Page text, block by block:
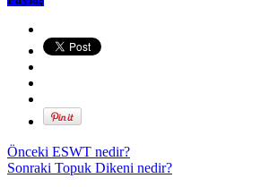
Önceki ESWT nedir?
Sonraki Topuk Dikeni nedir?